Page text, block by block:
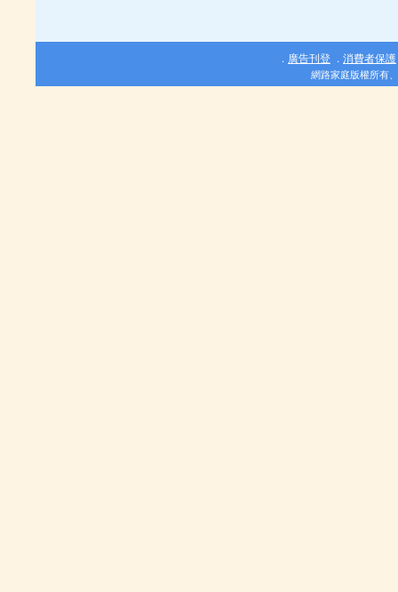
． 廣告刊登 ． 消費者保護
網路家庭版權所有